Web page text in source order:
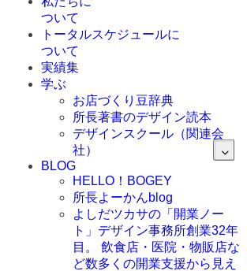
ついて
トータルスケジュールに
ついて
実績集
学ぶ
お店づくり豆辞典
所長著書のデザイン読本
デザインスクール（関連会
社）
BLOG
HELLO！BOGEY
所長よーかんblog
よしだツカサの「開業ノー
ト」 デザイン事務所創業32年
目。 飲食店・医院・物販店な
ど数多くの開業支援から見え